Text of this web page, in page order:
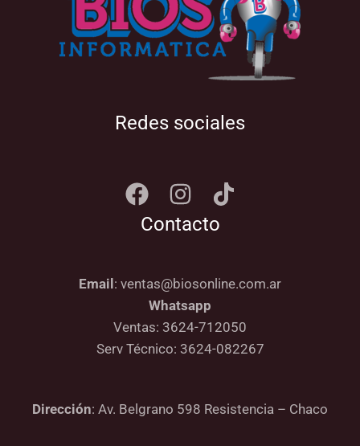
Redes sociales
Contacto
Email : ventas@biosonline.com.ar
Whatsapp
Ventas: 3624-712050
Serv Técnico: 3624-082267
Dirección: Av. Belgrano 598 Resistencia – Chaco